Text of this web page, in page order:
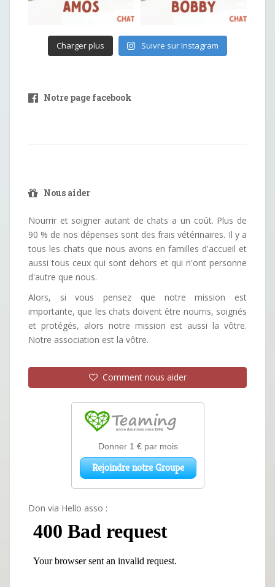
Charger plus Suivre sur Instagram
Notre page facebook
Nous aider
Nourrir et soigner autant de chats a un coût. Plus de
90 % de nos dépenses sont des frais vétérinaires. Il y a
tous les chats que nous avons en familles d'accueil et
aussi tous ceux qui sont dehors et qui n'ont personne
d'autre que nous.
Alors, si vous pensez que notre mission est
importante, que les chats doivent être nourris, soignés
et protégés, alors notre mission est aussi la vôtre.
Notre association est la vôtre.
Comment nous aider
Don via Hello asso :